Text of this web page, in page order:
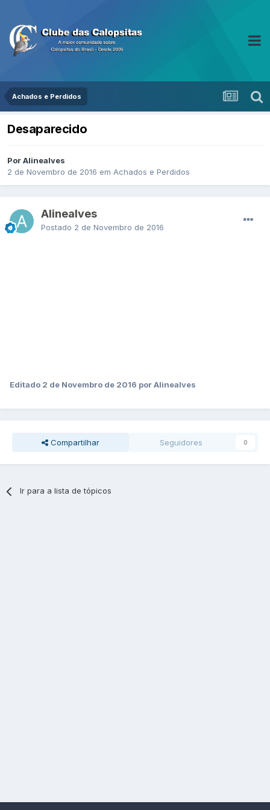
Achados e Perdidos
Desaparecido
Por Alinealves
2 de Novembro de 2016 em Achados e Perdidos
Alinealves
Postado 2 de Novembro de 2016
Editado 2 de Novembro de 2016 por Alinealves
Compartilhar Seguidores 0
Ir para a lista de tópicos